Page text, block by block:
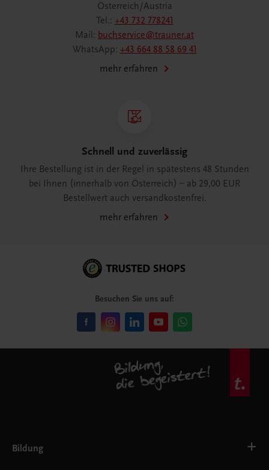
Österreich/Austria
Tel.: +43 732 778241
Mail: buchservice@trauner.at
WhatsApp: +43 664 88 58 69 41
mehr erfahren
Schnell und zuverlässig
Ihre Bestellung ist in der Regel in spätestens 48 Stunden
bei Ihnen (innerhalb von Österreich) – ab 29,00 EUR
Bestellwert auch versandkostenfrei.
mehr erfahren
Besuchen Sie uns auf:
Bildung